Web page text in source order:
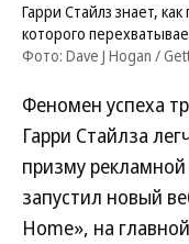
Гарри Стайлз знает,
которого
Фото: Dave J Hogan /
Феномен успеха
Гарри Стайлза
призму
запустил новый
Home», на